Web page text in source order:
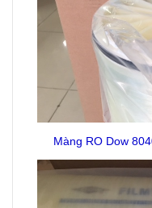
Màng RO Dow